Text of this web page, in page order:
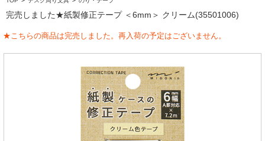
完売しました★紙製修正テープ ＜6mm＞ クリーム(35501006)
★こちらの商品は完売しました。再入荷の予定はございません。